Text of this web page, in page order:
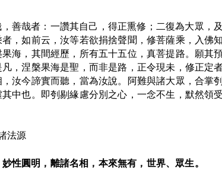
善哉者：一讚其自己，得正熏修；二復為大眾，
，如前云，汝等若欲捐捨聲聞，修菩薩乘，入佛
海，其間經歷，所有五十五位，真菩提路。願其
，涅槃果海是聖，而非是路，正令現未，修正定
汝今諦實而聽，當為汝說。阿難與諸大眾，合掌
中也。即刳剔緣慮分別之心，一念不生，默然領
法源
性圓明，離諸名相，本來無有，世界、眾生。